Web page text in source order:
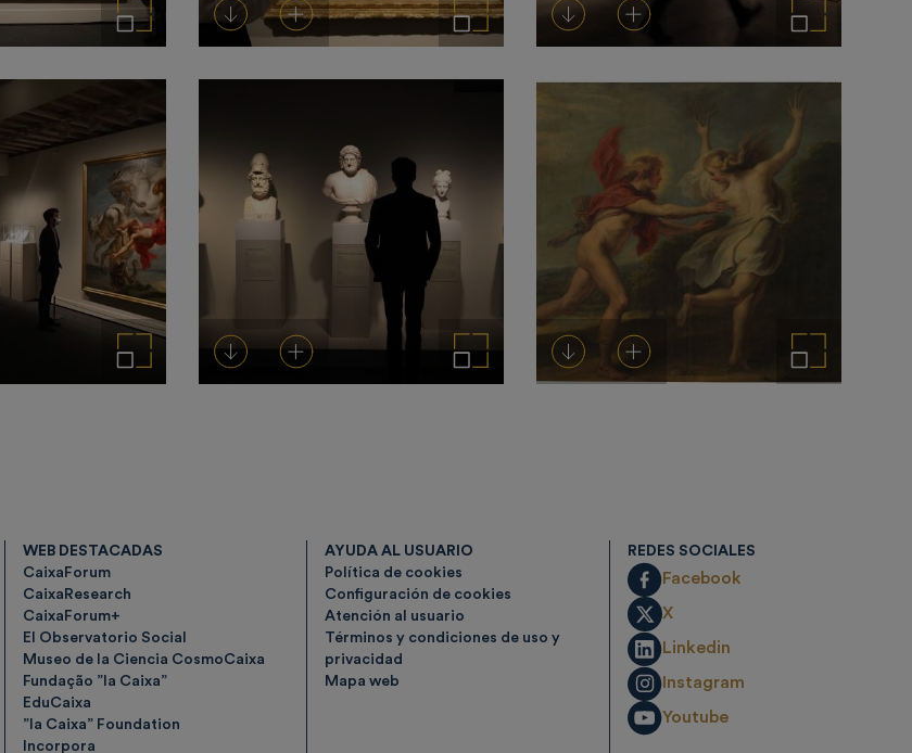
Ampliar imagen DescargarAñadir al carrito Ampliar imagen DescargarAñadir al carrito Ampliar imagen
Ampliar imagen DescargarAñadir al carrito Ampliar imagen DescargarAñadir al carrito Ampliar imagen
WEB DESTACADAS
CaixaForum
CaixaResearch
CaixaForum+
El Observatorio Social
Museo de la Ciencia CosmoCaixa
Fundação ”la Caixa”
EduCaixa
”la Caixa” Foundation
Incorpora
AYUDA AL USUARIO
Política de cookies
Configuración de cookies
Atención al usuario
Términos y condiciones de uso y
privacidad
Mapa web
REDES SOCIALES
Facebook
X
Linkedin
Instagram
Youtube